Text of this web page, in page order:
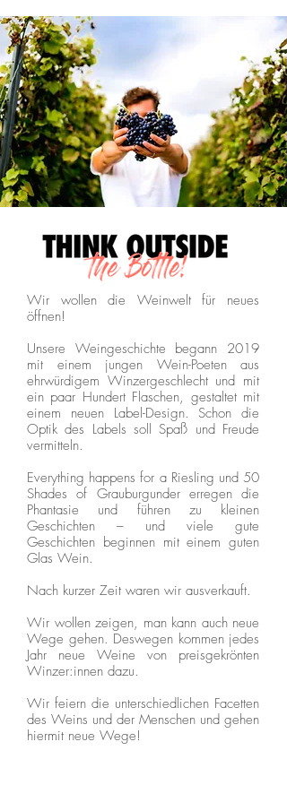
Wir wollen die Weinwelt für neues
öffnen!
Unsere Weingeschichte begann 2019
mit einem jungen Wein-Poeten aus
ehrwürdigem Winzergeschlecht und mit
ein paar Hundert Flaschen, gestaltet mit
einem neuen Label-Design. Schon die
Optik des Labels soll Spaß und Freude
vermitteln.
Everything happens for a Riesling und 50
Shades of Grauburgunder erregen die
Phantasie und führen zu kleinen
Geschichten – und viele gute
Geschichten beginnen mit einem guten
Glas Wein.
Nach kurzer Zeit waren wir ausverkauft.
Wir wollen zeigen, man kann auch neue
Wege gehen. Deswegen kommen jedes
Jahr neue Weine von preisgekrönten
Winzer:innen dazu.
Wir feiern die unterschiedlichen Facetten
des Weins und der Menschen und gehen
hiermit neue Wege!